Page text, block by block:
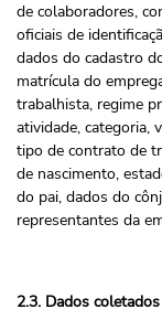
de colaboradores,
oficiais de
dados do cadastro
matrícula do
trabalhista, regime
atividade, categoria,
tipo de contrato de
de nascimento,
do pai, dados do
representantes da
2.3. Dados